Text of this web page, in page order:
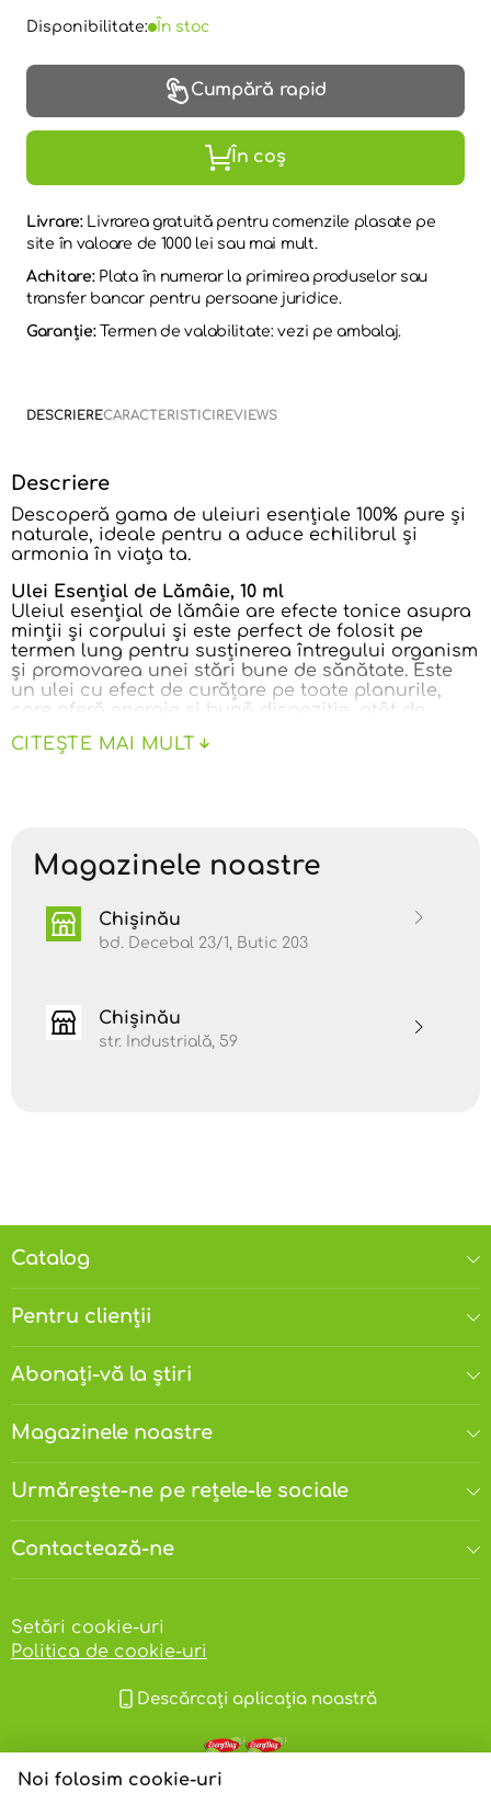
Disponibilitate: În stoc
Cumpără rapid
În coș
Livrare: Livrarea gratuită pentru comenzile plasate pe
site în valoare de 1000 lei sau mai mult.
Achitare: Plata în numerar la primirea produselor sau
transfer bancar pentru persoane juridice.
Garanție:Termen de valabilitate: vezi pe ambalaj.
DESCRIERECARACTERISTICIREVIEWS
Descriere
Descoperă gama de uleiuri esențiale 100% pure și
naturale, ideale pentru a aduce echilibrul și
armonia în viața ta.
Ulei Esențial de Lămâie, 10 ml
Uleiul esențial de lămâie are efecte tonice asupra
minții și corpului și este perfect de folosit pe
termen lung pentru susținerea întregului organism
și promovarea unei stări bune de sănătate. Este
un ulei cu efect de curățare pe toate planurile,
care oferă energie și bună dispoziție, atât de
minte și suflet.
Beneficii și Proprietăți:
Energizant și tonic mental
concentrarea, îmbunătățește starea de spirit și
mirosurile neplăcute și creează un mediu
proaspăt și curat.
la diminuarea punctelor negre, a acneei și a
aspectului tern.
CITEȘTE MAI MULT
Magazinele noastre
Chișinău
bd. Decebal 23/1, Butic 203
Chișinău
str. Industrială, 59
Catalog
Pentru clienții
Abonați-vă la știri
Magazinele noastre
Urmărește-ne pe rețele-le sociale
Contactează-ne
Setări cookie-uri
Politica de cookie-uri
Descărcați aplicația noastră
Noi folosim cookie-uri